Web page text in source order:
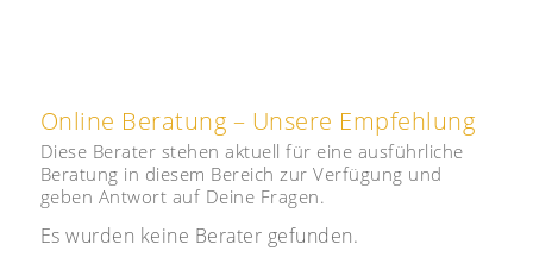
Online Beratung – Unsere Empfehlung
Diese Berater stehen aktuell für eine ausführliche
Beratung in diesem Bereich zur Verfügung und
geben Antwort auf Deine Fragen.
Es wurden keine Berater gefunden.